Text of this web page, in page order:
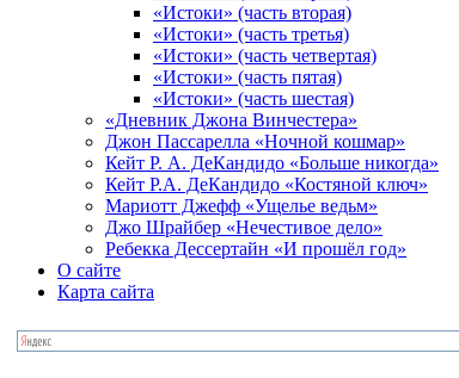
«Истоки» (часть вторая)
«Истоки» (часть третья)
«Истоки» (часть четвертая)
«Истоки» (часть пятая)
«Истоки» (часть шестая)
«Дневник Джона Винчестера»
Джон Пассарелла «Ночной кошмар»
Кейт Р. А. ДеКандидо «Больше никогда»
Кейт Р.А. ДеКандидо «Костяной ключ»
Мариотт Джефф «Ущелье ведьм»
Джо Шрайбер «Нечестивое дело»
Ребекка Десcертайн «И прошёл год»
О сайте
Карта сайта